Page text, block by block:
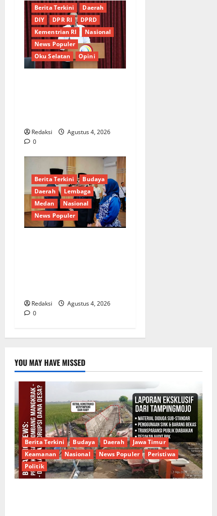
Berita Terkini
Daerah
DIY
DPR RI
DPRD
Kementrian RI
Nasional
News Populer
Oku Selatan
Opini
Redaksi
Agustus 4, 2026
0
Berita Terkini
Budaya
Daerah
Lembaga
Medan
Nasional
News Populer
Redaksi
Agustus 4, 2026
0
YOU MAY HAVE MISSED
Berita Terkini Budaya Daerah
Jawa Timur
Keamanan
Nasional News Populer
Peristiwa
Politik